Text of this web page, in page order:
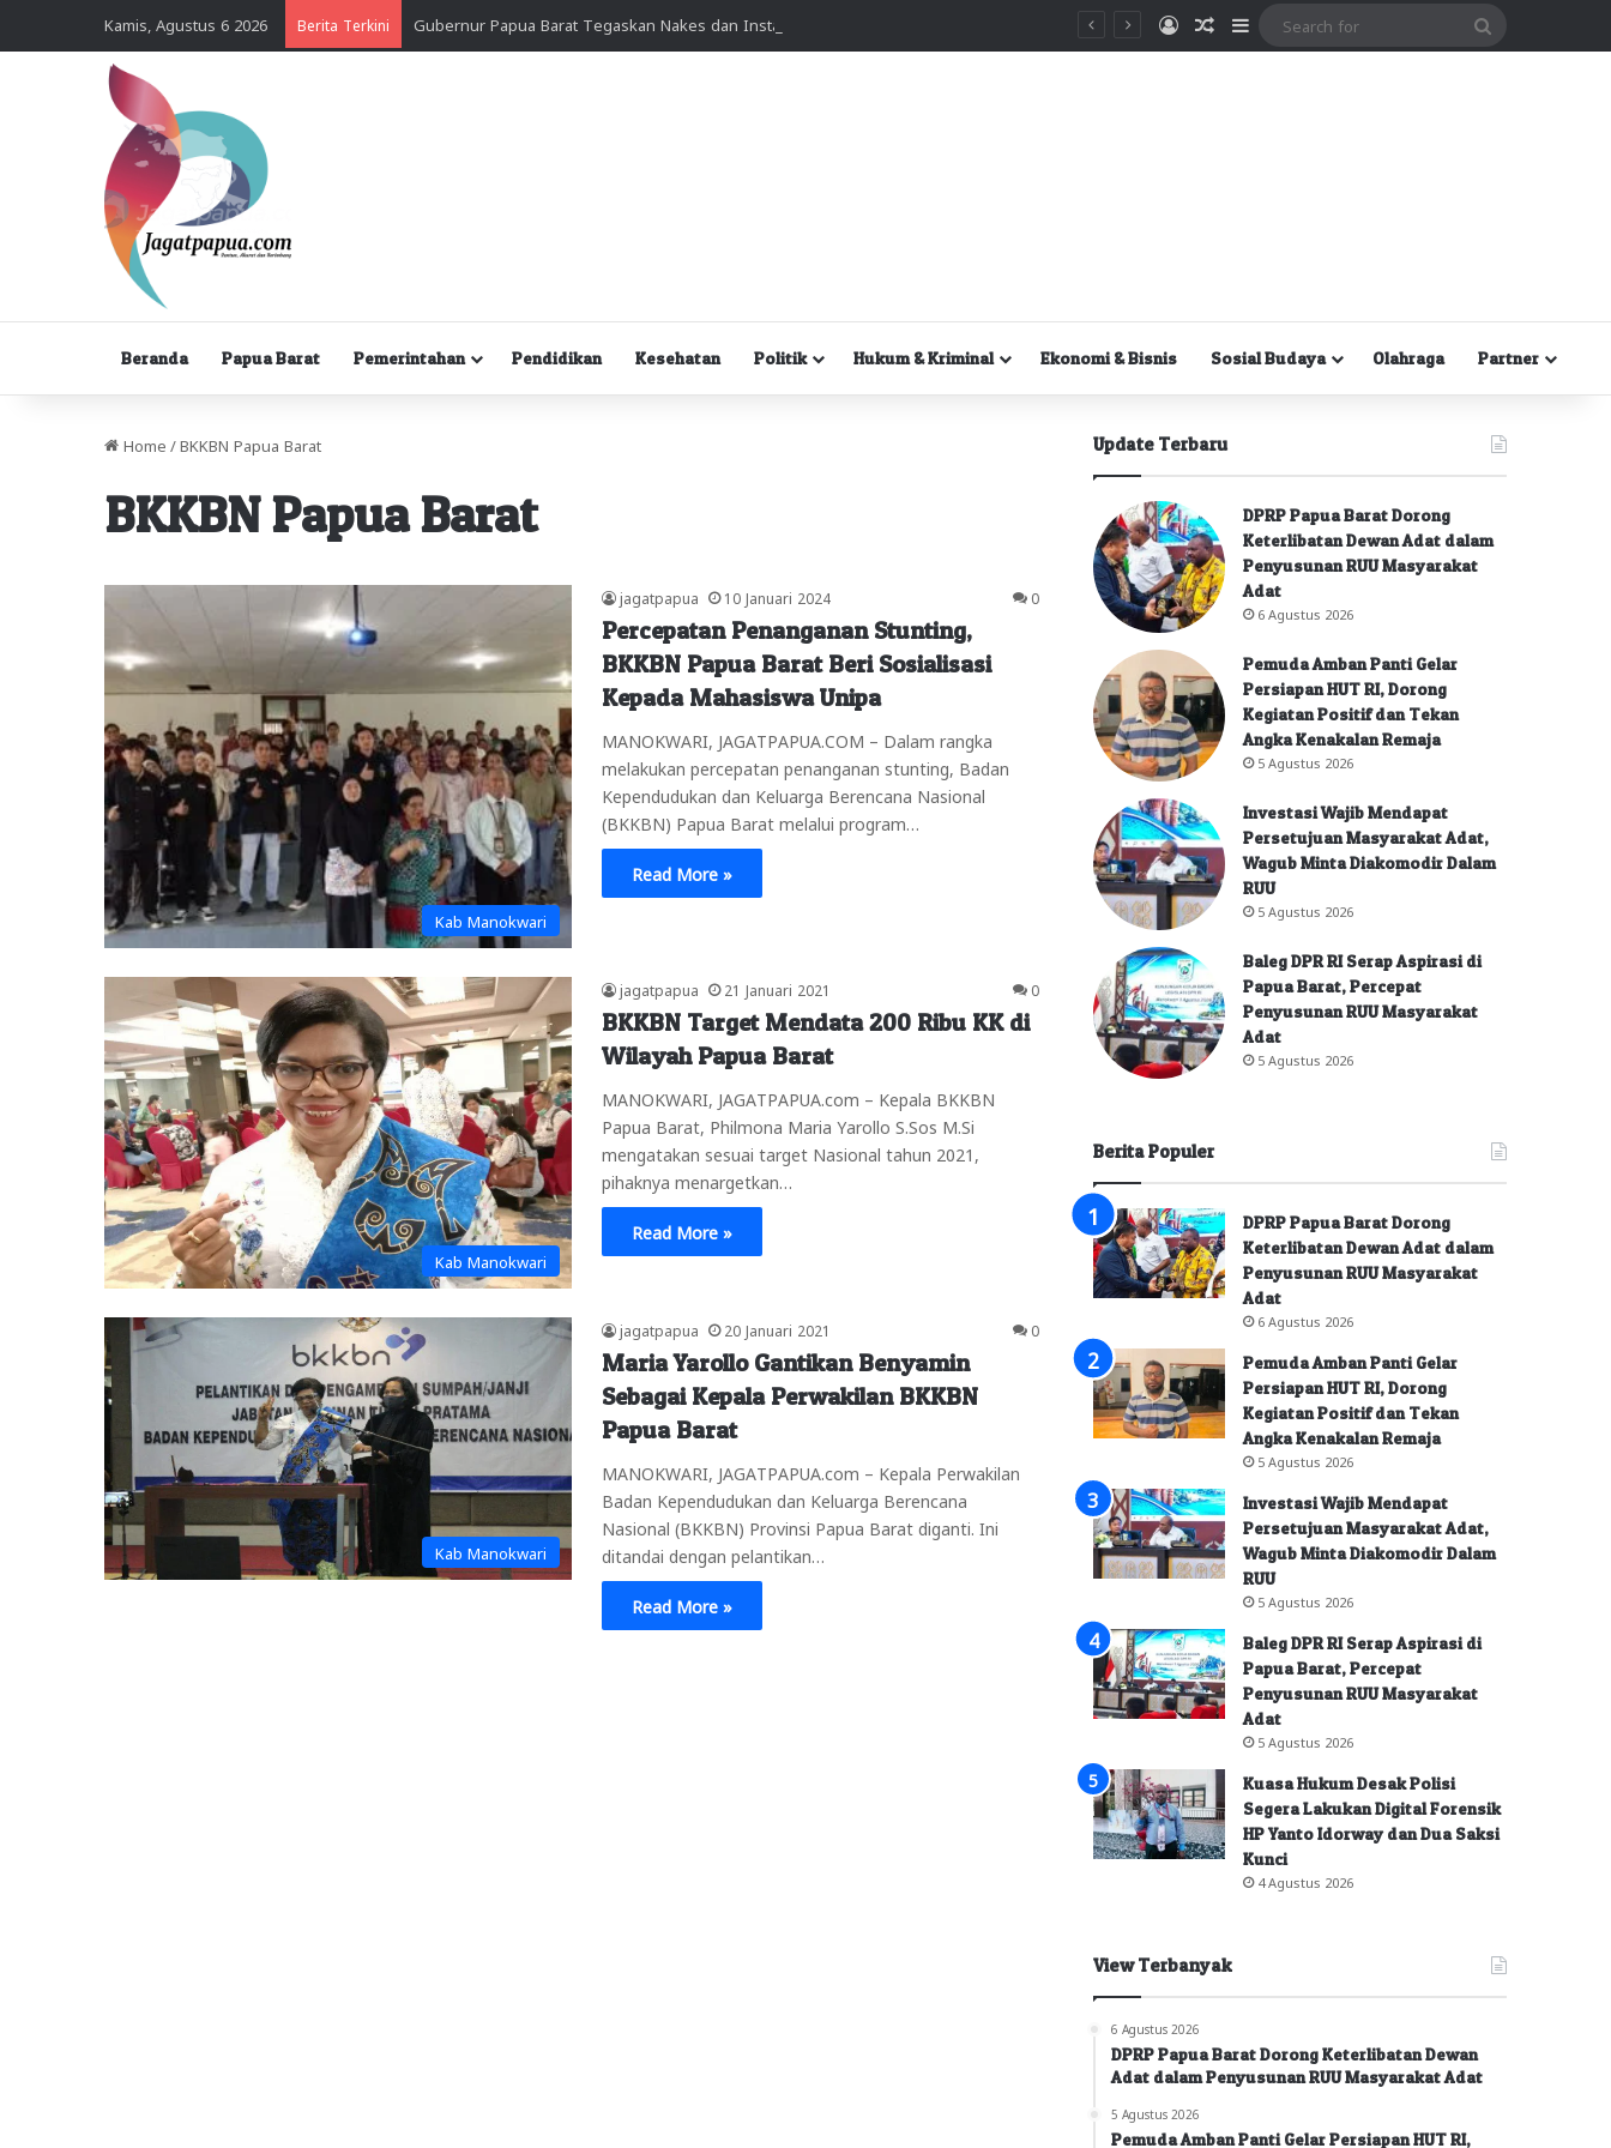
Kamis, Agustus 6 2026 Berita Terkini MasukRandom Article
Sidebar
Beranda Papua Barat Pemerintahan Pendidikan Kesehatan Politik Hukum & Kriminal Ekonomi & Bisnis Sosial Budaya Olahraga Partner
Home / BKKBN Papua Barat
BKKBN Papua Barat
Kab Manokwari
jagatpapua 10 Januari 2024 0
Percepatan Penanganan Stunting,
BKKBN Papua Barat Beri Sosialisasi
Kepada Mahasiswa Unipa
MANOKWARI, JAGATPAPUA.COM – Dalam rangka
melakukan percepatan penanganan stunting, Badan
Kependudukan dan Keluarga Berencana Nasional
(BKKBN) Papua Barat melalui program…
Read More »
Kab Manokwari
jagatpapua 21 Januari 2021 0
BKKBN Target Mendata 200 Ribu KK di
Wilayah Papua Barat
MANOKWARI, JAGATPAPUA.com – Kepala BKKBN
Papua Barat, Philmona Maria Yarollo S.Sos M.Si
mengatakan sesuai target Nasional tahun 2021,
pihaknya menargetkan…
Read More »
Kab Manokwari
jagatpapua 20 Januari 2021 0
Maria Yarollo Gantikan Benyamin
Sebagai Kepala Perwakilan BKKBN
Papua Barat
MANOKWARI, JAGATPAPUA.com – Kepala Perwakilan
Badan Kependudukan dan Keluarga Berencana
Nasional (BKKBN) Provinsi Papua Barat diganti. Ini
ditandai dengan pelantikan…
Read More »
Update Terbaru
DPRP Papua Barat Dorong
Keterlibatan Dewan Adat dalam
Penyusunan RUU Masyarakat
Adat
6 Agustus 2026
Pemuda Amban Panti Gelar
Persiapan HUT RI, Dorong
Kegiatan Positif dan Tekan
Angka Kenakalan Remaja
5 Agustus 2026
Investasi Wajib Mendapat
Persetujuan Masyarakat Adat,
Wagub Minta Diakomodir Dalam
RUU
5 Agustus 2026
Baleg DPR RI Serap Aspirasi di
Papua Barat, Percepat
Penyusunan RUU Masyarakat
Adat
5 Agustus 2026
Berita Populer
DPRP Papua Barat Dorong
Keterlibatan Dewan Adat dalam
Penyusunan RUU Masyarakat
Adat
6 Agustus 2026
Pemuda Amban Panti Gelar
Persiapan HUT RI, Dorong
Kegiatan Positif dan Tekan
Angka Kenakalan Remaja
5 Agustus 2026
Investasi Wajib Mendapat
Persetujuan Masyarakat Adat,
Wagub Minta Diakomodir Dalam
RUU
5 Agustus 2026
Baleg DPR RI Serap Aspirasi di
Papua Barat, Percepat
Penyusunan RUU Masyarakat
Adat
5 Agustus 2026
Kuasa Hukum Desak Polisi
Segera Lakukan Digital Forensik
HP Yanto Idorway dan Dua Saksi
Kunci
4 Agustus 2026
View Terbanyak
6 Agustus 2026
DPRP Papua Barat Dorong Keterlibatan Dewan
Adat dalam Penyusunan RUU Masyarakat Adat
5 Agustus 2026
Pemuda Amban Panti Gelar Persiapan HUT RI,